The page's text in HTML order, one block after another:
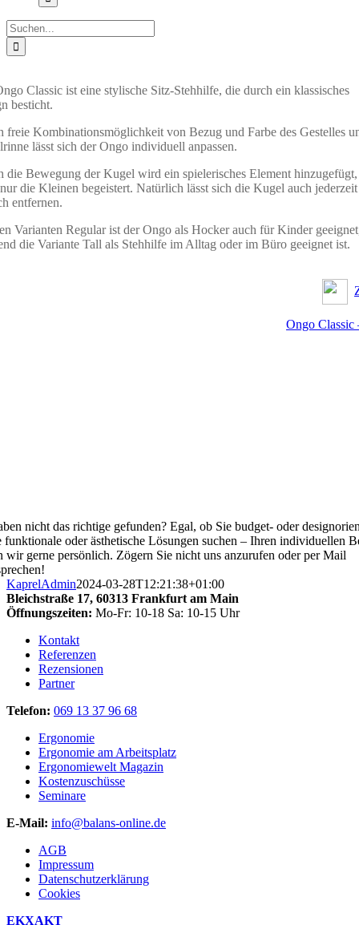
Suche
nach:
Classic ist eine stylische Sitz-Stehhilfe, die durch ein klassisches
besticht.
freie Kombinationsmöglichkeit von Bezug und Farbe des Gestelles
lässt sich der Ongo individuell anpassen.
die Bewegung der Kugel wird ein spielerisches Element hinzugefügt,
die Kleinen begeistert. Natürlich lässt sich die Kugel auch jederzeit
entfernen.
Varianten Regular ist der Ongo als Hocker auch für Kinder
die Variante Tall als Stehhilfe im Alltag oder im Büro geeignet ist.
Ongo Classic
nicht das richtige gefunden? Egal, ob Sie budget- oder
funktionale oder ästhetische Lösungen suchen – Ihren individuellen
wir gerne persönlich. Zögern Sie nicht uns anzurufen oder per Mail
KaprelAdmin2024-03-28T12:21:38+01:00
Bleichstraße 17, 60313 Frankfurt am Main
Öffnungszeiten: Mo-Fr: 10-18 Sa: 10-15 Uhr
Kontakt
Referenzen
Rezensionen
Partner
Telefon: 069 13 37 96 68
Ergonomie
Ergonomie am Arbeitsplatz
Ergonomiewelt Magazin
Kostenzuschüsse
Seminare
E-Mail: info@balans-online.de
AGB
Impressum
Datenschutzerklärung
Cookies
EKXAKT